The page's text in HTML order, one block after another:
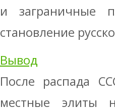
и заграничные
становление
Вывод
После распада
местные элиты